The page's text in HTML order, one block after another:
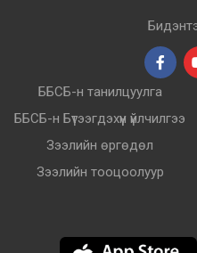
ББСБ-н танилцуулга
ББСБ-н Бүтээгдэхүүн үйлчилгээ
Зээлийн өргөдөл
Зээлийн тооцоолуур